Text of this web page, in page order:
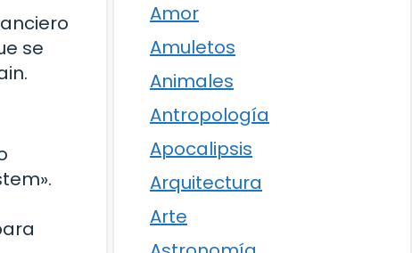
se
Amor
Amuletos
Animales
Antropología
Apocalipsis
Arquitectura
Arte